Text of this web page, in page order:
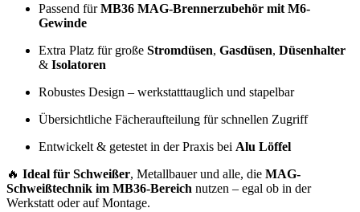
Passend fürMB36 MAG-Brennerzubehör mit M6-
Gewinde
Extra Platz für große Stromdüsen, Gasdüsen, Düsenhalter
& Isolatoren
Robustes Design – werkstatttauglich und stapelbar
Übersichtliche Fächeraufteilung für schnellen Zugriff
Entwickelt & getestet in der Praxis bei Alu Löffel
🔥 Ideal für Schweißer, Metallbauer und alle, die MAG-
Schweißtechnik im MB36-Bereich nutzen – egal ob in der
Werkstatt oder auf Montage.